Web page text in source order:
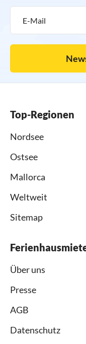
Top-Regionen
Nordsee
Ostsee
Mallorca
Weltweit
Sitemap
Über uns
Presse
AGB
Datenschutz